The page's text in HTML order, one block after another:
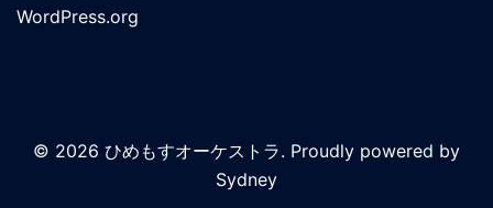
WordPress.org
© 2026 ひめもすオーケストラ. Proudly powered by
Sydney